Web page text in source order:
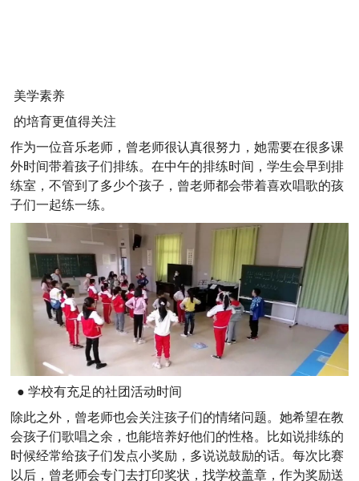
美学素养
的培育更值得关注
作为一位音乐老师，曾老师很认真很努力，她需要在很多课
外时间带着孩子们排练。在中午的排练时间，学生会早到排
练室，不管到了多少个孩子，曾老师都会带着喜欢唱歌的孩
子们一起练一练。
● 学校有充足的社团活动时间
除此之外，曾老师也会关注孩子们的情绪问题。她希望在教
会孩子们歌唱之余，也能培养好他们的性格。比如说排练的
时候经常给孩子们发点小奖励，多说说鼓励的话。每次比赛
以后，曾老师会专门去打印奖状，找学校盖章，作为奖励送